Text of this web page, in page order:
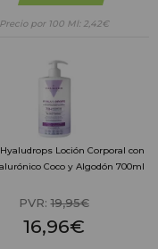
Precio por 100 Ml: 2,42€
Loción Corporal con
Coco y Algodón 700ml
PVR:19,95€
16,96€